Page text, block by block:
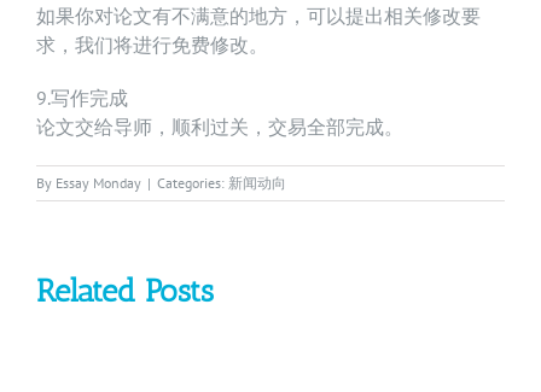
如果你对论文有不满意的地方，可以提出相关修改要
求，我们将进行免费修改。
9.写作完成
论文交给导师，顺利过关，交易全部完成。
By Essay Monday | Categories: 新闻动向
Related Posts